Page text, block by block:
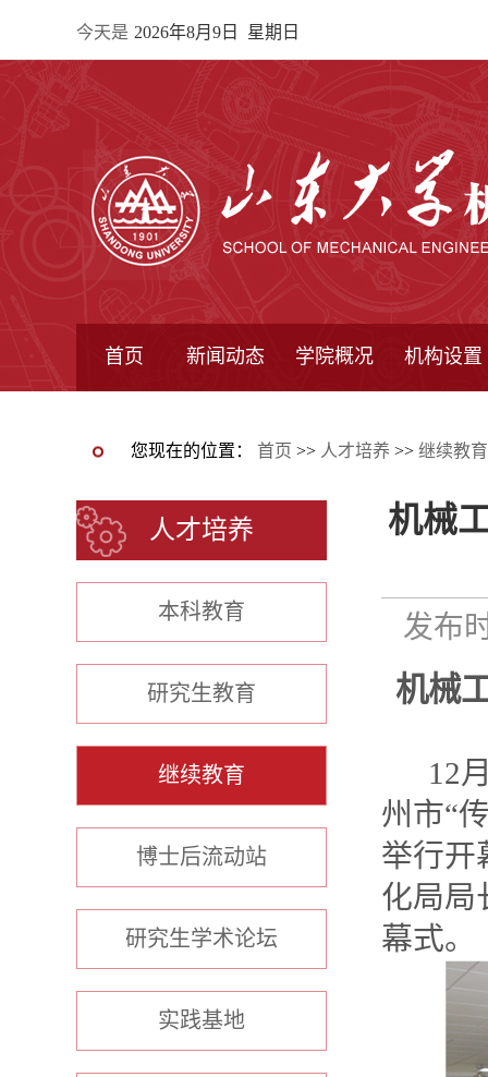
今天是 2026年8月9日 星期日
首页 新闻动态 学院概况 机构设置
您现在的位置： 首页 >> 人才培养 >> 继续教育
人才培养
本科教育
研究生教育
继续教育
博士后流动站
研究生学术论坛
实践基地
机械
发布
机械
12
州市“
举行开
化局局
幕式。